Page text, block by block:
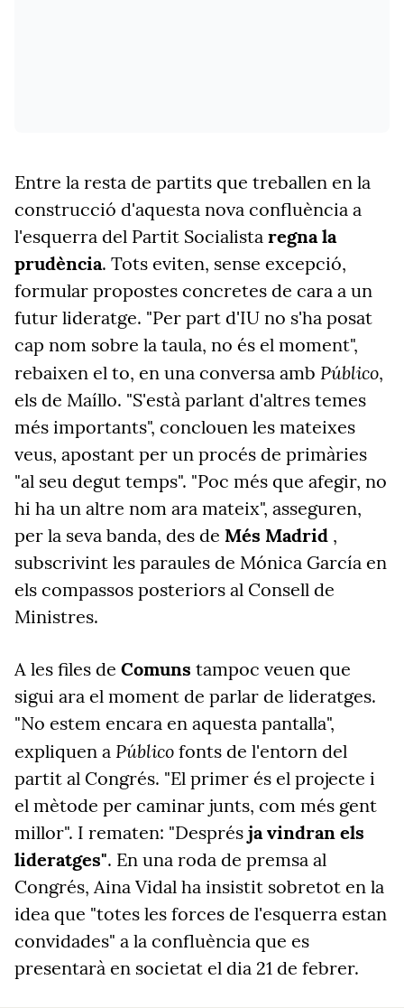
Entre la resta de partits que treballen en la
construcció d'aquesta nova confluència a
l'esquerra del Partit Socialista regna la
prudència. Tots eviten, sense excepció,
formular propostes concretes de cara a un
futur lideratge. "Per part d'IU no s'ha posat
cap nom sobre la taula, no és el moment",
rebaixen el to, en una conversa amb Público,
els de Maíllo. "S'està parlant d'altres temes
més importants", conclouen les mateixes
veus, apostant per un procés de primàries
"al seu degut temps". "Poc més que afegir, no
hi ha un altre nom ara mateix", asseguren,
per la seva banda, des de Més Madrid ,
subscrivint les paraules de Mónica García en
els compassos posteriors al Consell de
Ministres.
A les files de Comuns tampoc veuen que
sigui ara el moment de parlar de lideratges.
"No estem encara en aquesta pantalla",
expliquen a Público fonts de l'entorn del
partit al Congrés. "El primer és el projecte i
el mètode per caminar junts, com més gent
millor". I rematen: "Després ja vindran els
lideratges". En una roda de premsa al
Congrés, Aina Vidal ha insistit sobretot en la
idea que "totes les forces de l'esquerra estan
convidades" a la confluència que es
presentarà en societat el dia 21 de febrer.